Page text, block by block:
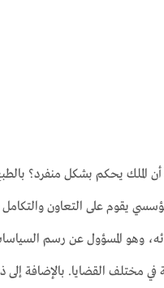
يحكم بشكل منفرد؟
يقوم على التعاون
وهو المسؤول عن رسم
في مختلف القضايا. بالإضافة